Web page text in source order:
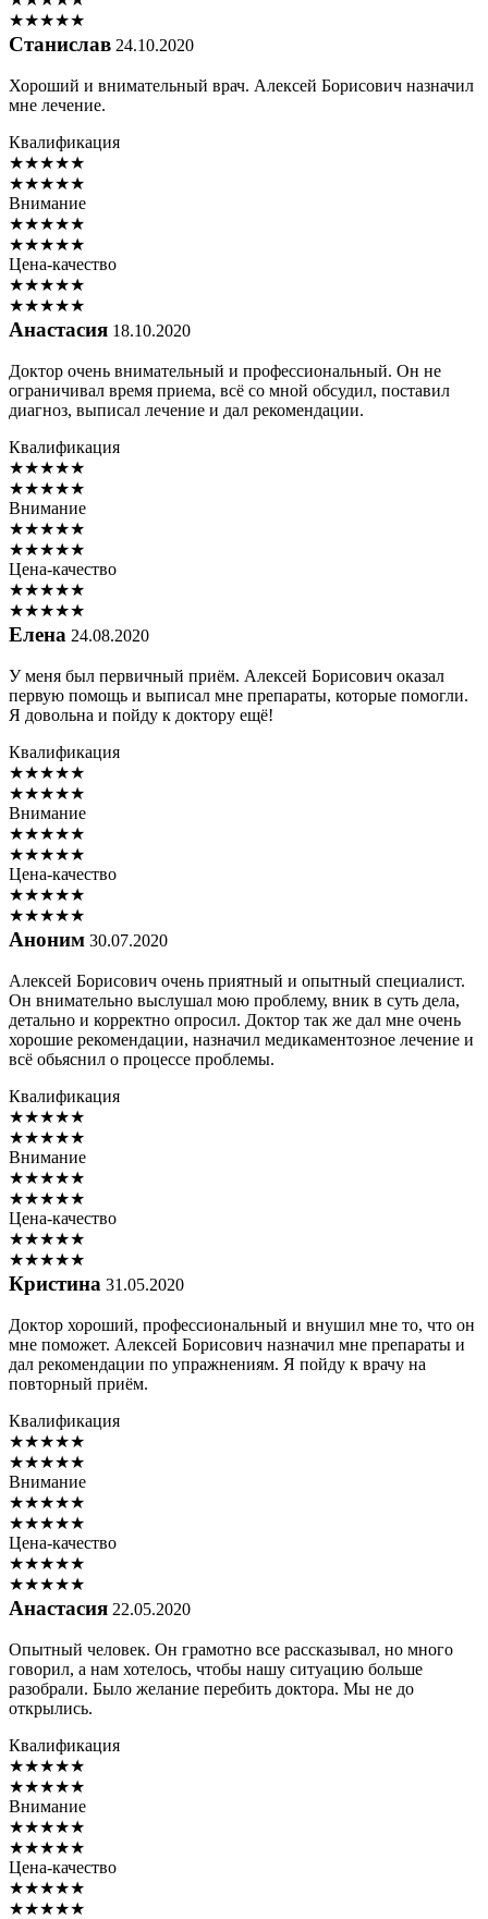
★★★★★
Станислав 24.10.2020
Хороший и внимательный врач. Алексей Борисович назначил
мне лечение.
Квалификация
★★★★★
★★★★★
Внимание
★★★★★
★★★★★
Цена-качество
★★★★★
★★★★★
Анастасия 18.10.2020
Доктор очень внимательный и профессиональный. Он не
ограничивал время приема, всё со мной обсудил, поставил
диагноз, выписал лечение и дал рекомендации.
Квалификация
★★★★★
★★★★★
Внимание
★★★★★
★★★★★
Цена-качество
★★★★★
★★★★★
Елена 24.08.2020
У меня был первичный приём. Алексей Борисович оказал
первую помощь и выписал мне препараты, которые помогли.
Я довольна и пойду к доктору ещё!
Квалификация
★★★★★
★★★★★
Внимание
★★★★★
★★★★★
Цена-качество
★★★★★
★★★★★
Аноним 30.07.2020
Алексей Борисович очень приятный и опытный специалист.
Он внимательно выслушал мою проблему, вник в суть дела,
детально и корректно опросил. Доктор так же дал мне очень
хорошие рекомендации, назначил медикаментозное лечение и
всё обьяснил о процессе проблемы.
Квалификация
★★★★★
★★★★★
Внимание
★★★★★
★★★★★
Цена-качество
★★★★★
★★★★★
Кристина 31.05.2020
Доктор хороший, профессиональный и внушил мне то, что он
мне поможет. Алексей Борисович назначил мне препараты и
дал рекомендации по упражнениям. Я пойду к врачу на
повторный приём.
Квалификация
★★★★★
★★★★★
Внимание
★★★★★
★★★★★
Цена-качество
★★★★★
★★★★★
Анастасия 22.05.2020
Опытный человек. Он грамотно все рассказывал, но много
говорил, а нам хотелось, чтобы нашу ситуацию больше
разобрали. Было желание перебить доктора. Мы не до
открылись.
Квалификация
★★★★★
★★★★★
Внимание
★★★★★
★★★★★
Цена-качество
★★★★★
★★★★★